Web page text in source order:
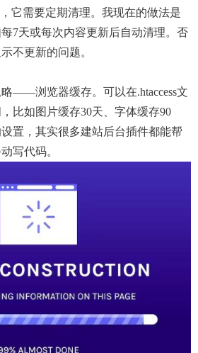
它需要定期清理。我现在的做法是
7天或每次内容更新后自动清理。否
不更新的问题。
——浏览器缓存。可以在.htaccess文
比如图片缓存30天、字体缓存90
置，其实很多建站后台插件都能帮
写代码。